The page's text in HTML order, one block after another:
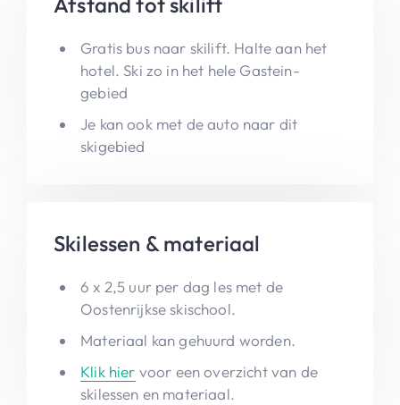
Gratis bus naar skilift. Halte aan het
hotel. Ski zo in het hele Gastein-
gebied
Je kan ook met de auto naar dit
skigebied
Skilessen & materiaal
6 x 2,5 uur per dag les met de
Oostenrijkse skischool.
Materiaal kan gehuurd worden.
Klik hier voor een overzicht van de
skilessen en materiaal.